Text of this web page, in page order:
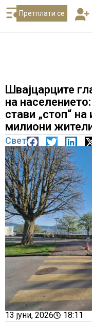
Претплати се
Швајцарците
на
стави „стоп“
милиони
Свет
13 јуни, 2026
18:11